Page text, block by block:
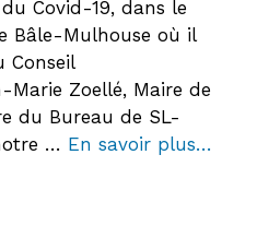
Covid-19, dans le
Bâle-Mulhouse où il
Conseil
Marie Zoellé, Maire de
du Bureau de SL-
… En savoir plus…